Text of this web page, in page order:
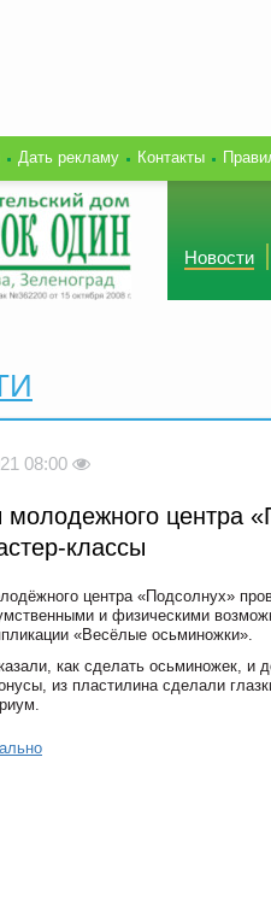
Дать рекламу Контакты
Новости
08:00
молодежного центра
классы
центра «Подсолнух»
и физическими
«Весёлые осьминожки».
как сделать осьминожек, и
из пластилина сделали